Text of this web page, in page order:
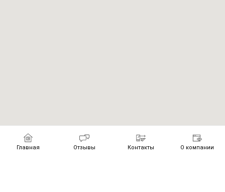
Главная Отзывы Контакты О компании